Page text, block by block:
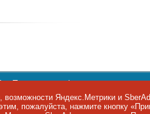
Политика конфиденциальности
34, строение 10. Телефон:
Яндекс.Метрики и
пожалуйста, нажмите кнопку